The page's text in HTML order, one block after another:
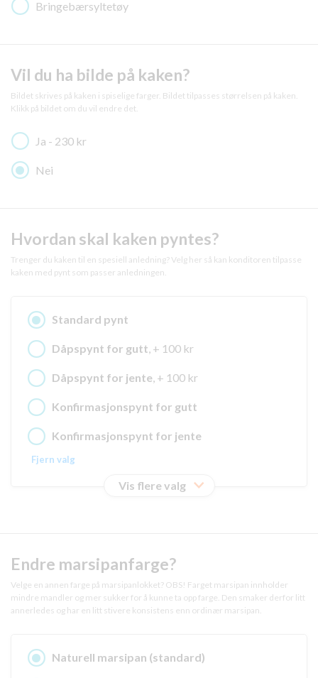
Bringebærsyltetøy
Vil du ha bilde på kaken?
Bildet skrives på kaken i spiselige farger. Bildet tilpasses størrelsen på kaken.
Klikk på bildet om du vil endre det.
Ja - 230 kr
Nei
Hvordan skal kaken pyntes?
Trenger du kaken til en spesiell anledning? Velg her så kan konditoren tilpasse
kaken med pynt som passer anledningen.
Standard pynt
Dåpspynt for gutt , + 100 kr
Dåpspynt for jente , + 100 kr
Konfirmasjonspynt for gutt
Konfirmasjonspynt for jente
Vis flere valg
Fjern valg
Endre marsipanfarge?
Velge en annen farge på marsipanlokket? OBS! Farget marsipan innholder
mindre mandler og mer sukker for å kunne ta opp farge. Den smaker derfor litt
annerledes og har en litt stivere konsistens enn ordinær marsipan.
Naturell marsipan (standard)